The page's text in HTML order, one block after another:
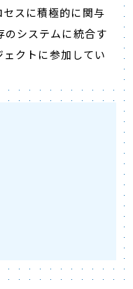
スに積極的に関与
のシステムに統合す
クトに参加してい